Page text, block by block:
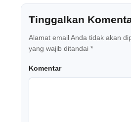
Tinggalkan
Alamat email Anda tidak akan
yang wajib ditandai *
Komentar